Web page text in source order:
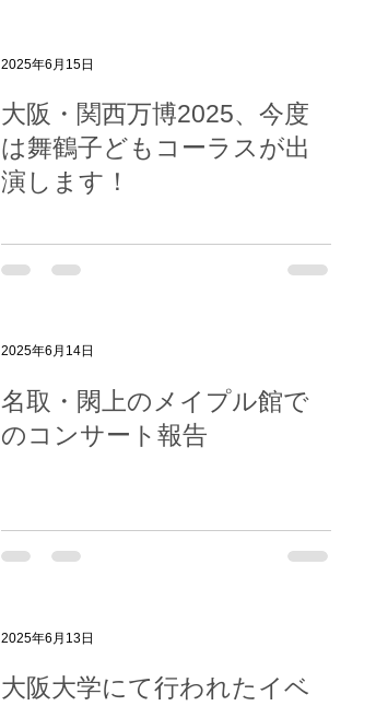
大阪・関西万博2025、今度
は舞鶴子どもコーラスが出
演します！
2025年6月15日
名取・閖上のメイプル館で
のコンサート報告
2025年6月14日
大阪大学にて行われたイベ
2025年6月13日